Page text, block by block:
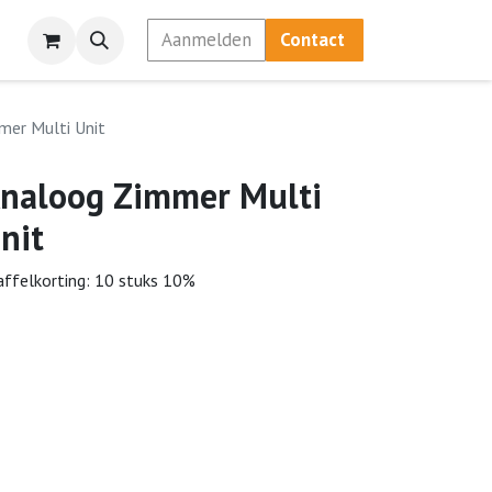
Aanmelden Contact
Multi Unit
Zimmer Multi
10 stuks 10%